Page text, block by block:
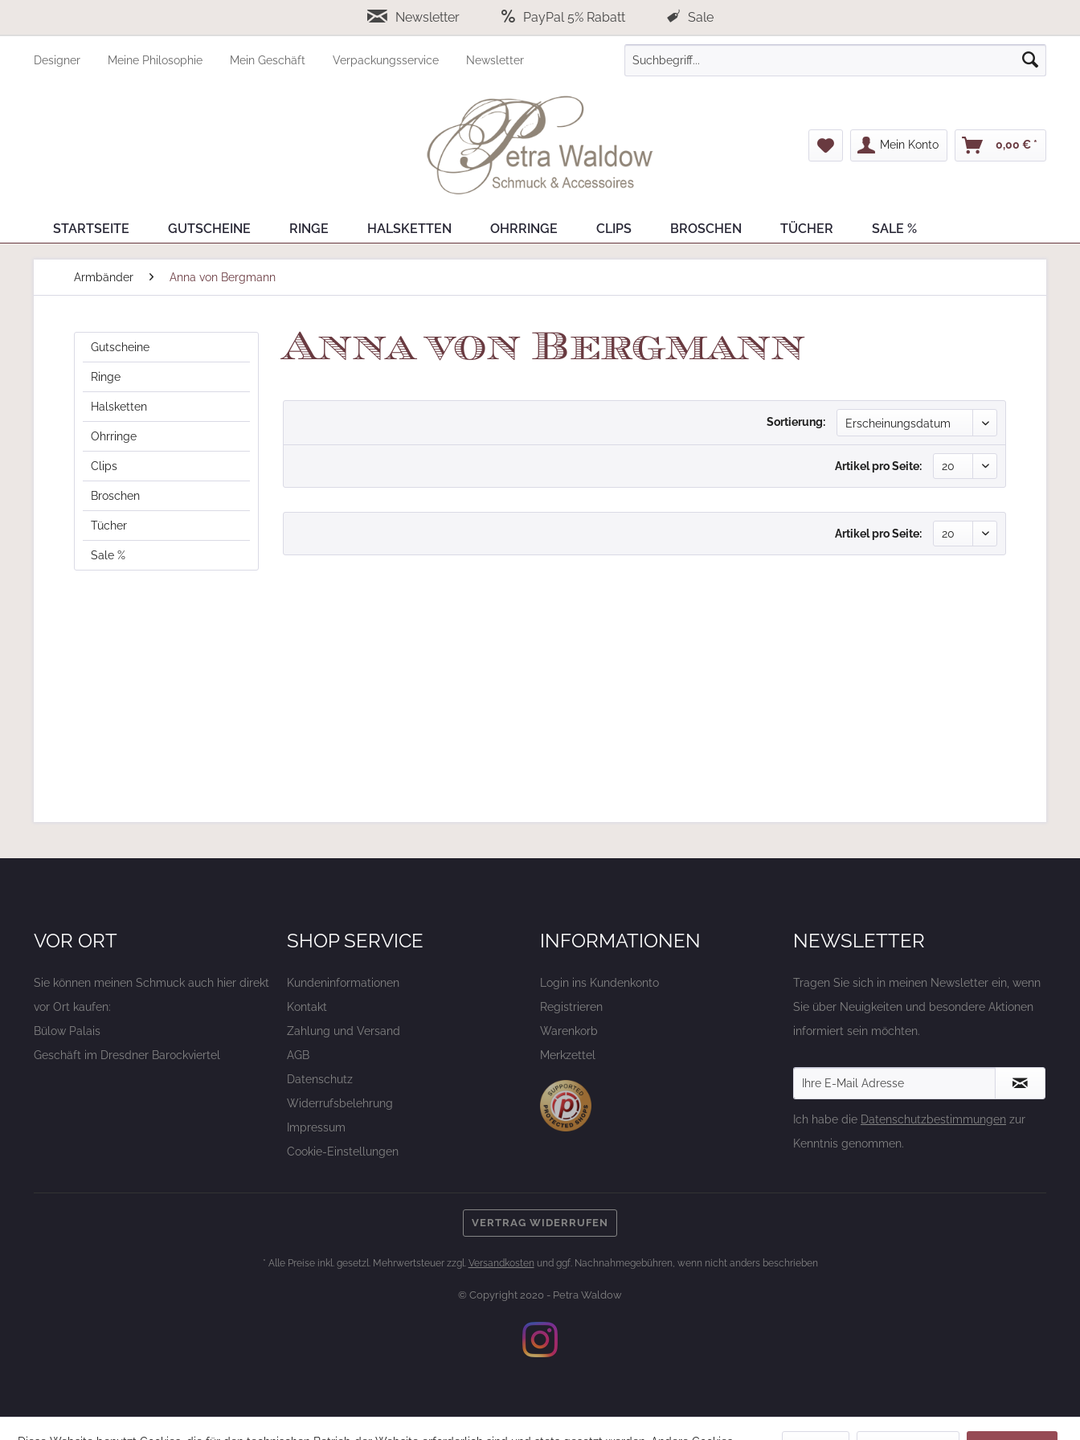
Newsletter PayPal 5% Rabatt Sale
Designer Meine Philosophie Mein Geschäft Verpackungsservice Newsletter
Mein Konto 0,00 € *
STARTSEITE GUTSCHEINE RINGE HALSKETTEN OHRRINGE CLIPS BROSCHEN TÜCHER SALE %
Armbänder Anna von Bergmann
Gutscheine
Ringe
Halsketten
Ohrringe
Clips
Broschen
Tücher
Sale %
Anna von Bergmann
Sortierung:
Artikel pro Seite:
Artikel pro Seite:
VOR ORT
Sie können meinen Schmuck auch hier direkt
vor Ort kaufen:
Bülow Palais
Geschäft im Dresdner Barockviertel
SHOP SERVICE
Kundeninformationen
Kontakt
Zahlung und Versand
AGB
Datenschutz
Widerrufsbelehrung
Impressum
Cookie-Einstellungen
INFORMATIONEN
Login ins Kundenkonto
Registrieren
Warenkorb
Merkzettel
NEWSLETTER
Tragen Sie sich in meinen Newsletter ein, wenn
Sie über Neuigkeiten und besondere Aktionen
informiert sein möchten.
Ich habe die Datenschutzbestimmungen zur
Kenntnis genommen.
VERTRAG WIDERRUFEN
* Alle Preise inkl. gesetzl. Mehrwertsteuer zzgl. Versandkosten und ggf. Nachnahmegebühren, wenn nicht anders beschrieben
© Copyright 2020 - Petra Waldow